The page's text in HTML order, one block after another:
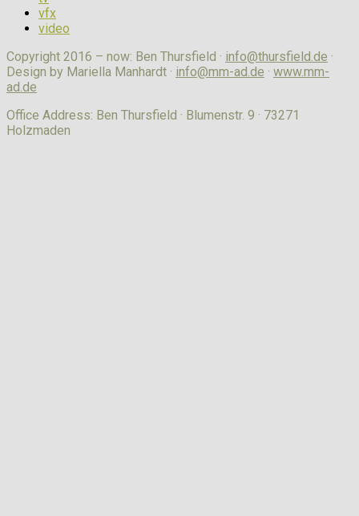
vfx
video
Copyright 2016 – now: Ben Thursfield · info@thursfield.de ·
Design by Mariella Manhardt · info@mm-ad.de · www.mm-
ad.de
Office Address: Ben Thursfield · Blumenstr. 9 · 73271
Holzmaden